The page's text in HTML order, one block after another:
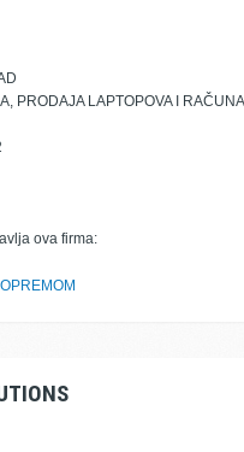
PRODAJA LAPTOPOVA I
ova firma: